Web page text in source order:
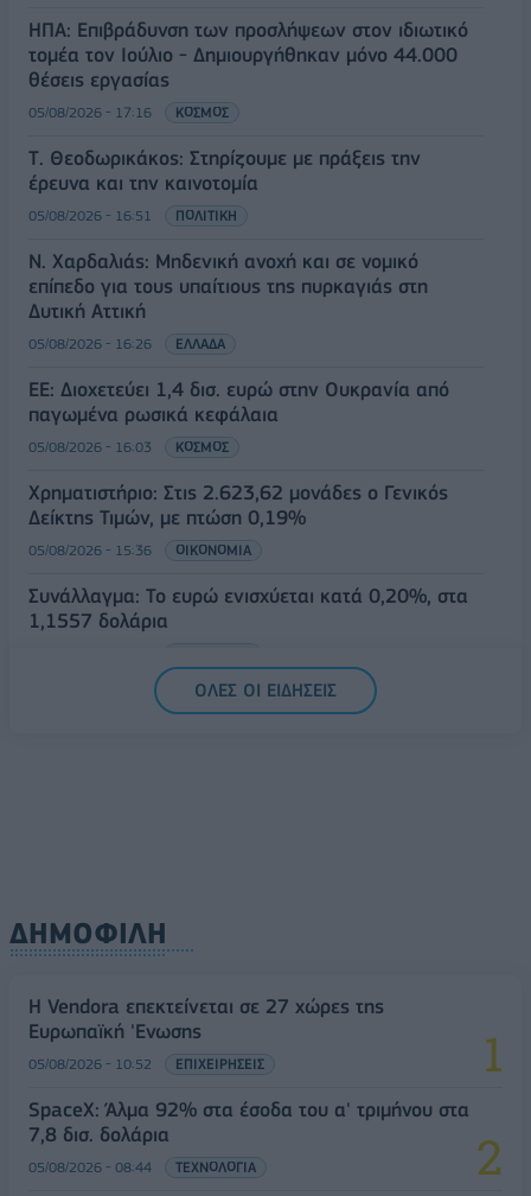
ΗΠΑ: Επιβράδυνση των προσλήψεων στον ιδιωτικό
τομέα τον Ιούλιο - Δημιουργήθηκαν μόνο 44.000
θέσεις εργασίας
05/08/2026 - 17:16 ΚΟΣΜΟΣ
Τ. Θεοδωρικάκος: Στηρίζουμε με πράξεις την
έρευνα και την καινοτομία
05/08/2026 - 16:51 ΠΟΛΙΤΙΚΗ
Ν. Χαρδαλιάς: Μηδενική ανοχή και σε νομικό
επίπεδο για τους υπαίτιους της πυρκαγιάς στη
Δυτική Αττική
05/08/2026 - 16:26 ΕΛΛΑΔΑ
ΕΕ: Διοχετεύει 1,4 δισ. ευρώ στην Ουκρανία από
παγωμένα ρωσικά κεφάλαια
05/08/2026 - 16:03 ΚΟΣΜΟΣ
Χρηματιστήριο: Στις 2.623,62 μονάδες ο Γενικός
Δείκτης Τιμών, με πτώση 0,19%
05/08/2026 - 15:36 ΟΙΚΟΝΟΜΙΑ
Συνάλλαγμα: Το ευρώ ενισχύεται κατά 0,20%, στα
1,1557 δολάρια
ΟΛΕΣ ΟΙ ΕΙΔΗΣΕΙΣ
ΔΗΜΟΦΙΛΗ
Η Vendora επεκτείνεται σε 27 χώρες της
Ευρωπαϊκή 'Ενωσης
05/08/2026 - 10:52 ΕΠΙΧΕΙΡΗΣΕΙΣ
SpaceX: Άλμα 92% στα έσοδα του α' τριμήνου στα
7,8 δισ. δολάρια
05/08/2026 - 08:44 ΤΕΧΝΟΛΟΓΙΑ